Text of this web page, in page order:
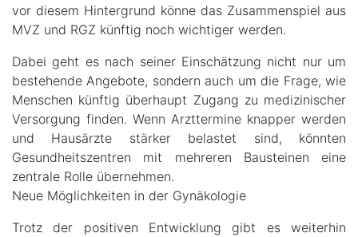
vor diesem Hintergrund könne das Zusammenspiel aus
MVZ und RGZ künftig noch wichtiger werden.
Dabei geht es nach seiner Einschätzung nicht nur um
bestehende Angebote, sondern auch um die Frage, wie
Menschen künftig überhaupt Zugang zu medizinischer
Versorgung finden. Wenn Arzttermine knapper werden
und Hausärzte stärker belastet sind, könnten
Gesundheitszentren mit mehreren Bausteinen eine
zentrale Rolle übernehmen.
Neue Möglichkeiten in der Gynäkologie
Trotz der positiven Entwicklung gibt es weiterhin